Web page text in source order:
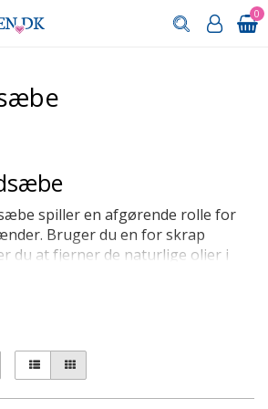
0
spiller en afgørende rolle for
Bruger du en for skrap
du at fjerner de naturlige olier i
i tørre hænder. Derfor bør
naturlige balance og
er god hygiejne afgørende, især